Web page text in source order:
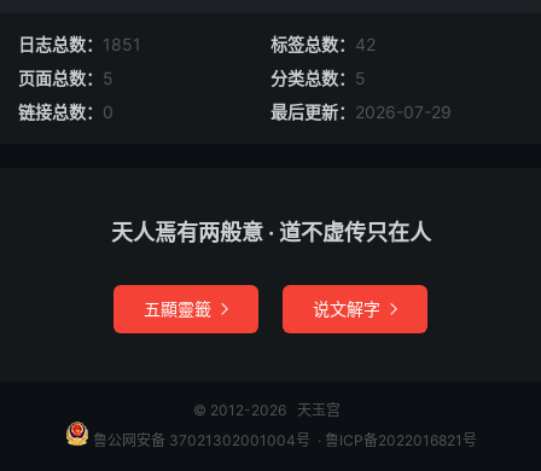
大医程据上雉头裘，武帝诏据：此裘非常衣服，消费功用，
其于殿前烧之。
狐白裘
姬，乃得释。
累局连北，仁杰褫其裘，拜恩出，赐与舆前厮养。
日志总数： 1851 标签总数： 42
页面总数： 5 分类总数： 5
链接总数： 0 最后更新： 2026-07-29
天人焉有两般意 · 道不虚传只在人
五顯靈籤  说文解字 
© 2012-2026 天玉宫
鲁公网安备 37021302001004号 ​​​ · 鲁ICP备2022016821号